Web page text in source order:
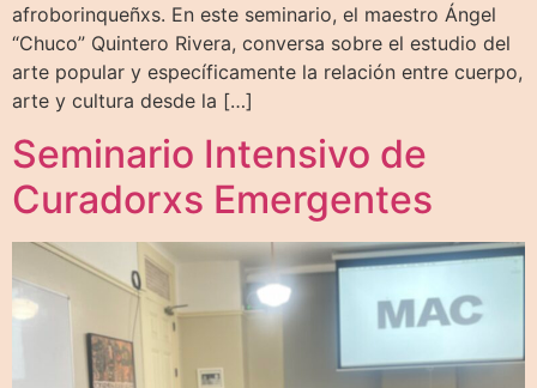
afroborinqueñxs. En este seminario, el maestro Ángel
“Chuco” Quintero Rivera, conversa sobre el estudio del
arte popular y específicamente la relación entre cuerpo,
arte y cultura desde la […]
Seminario Intensivo de
Curadorxs Emergentes